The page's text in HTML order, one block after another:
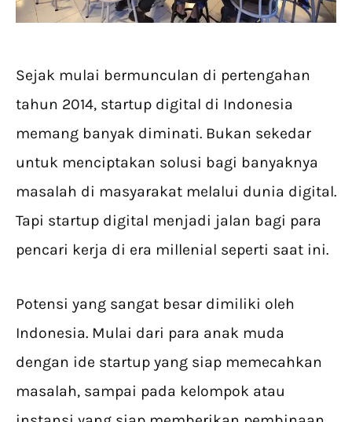
Sejak mulai bermunculan di pertengahan
tahun 2014, startup digital di Indonesia
memang banyak diminati. Bukan sekedar
untuk menciptakan solusi bagi banyaknya
masalah di masyarakat melalui dunia digital.
Tapi startup digital menjadi jalan bagi para
pencari kerja di era millenial seperti saat ini.
Potensi yang sangat besar dimiliki oleh
Indonesia. Mulai dari para anak muda
dengan ide startup yang siap memecahkan
masalah, sampai pada kelompok atau